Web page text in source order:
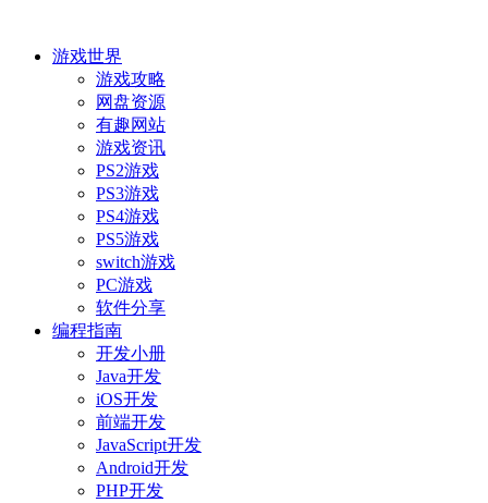
游戏世界
游戏攻略
网盘资源
有趣网站
游戏资讯
PS2游戏
PS3游戏
PS4游戏
PS5游戏
switch游戏
PC游戏
软件分享
编程指南
开发小册
Java开发
iOS开发
前端开发
JavaScript开发
Android开发
PHP开发